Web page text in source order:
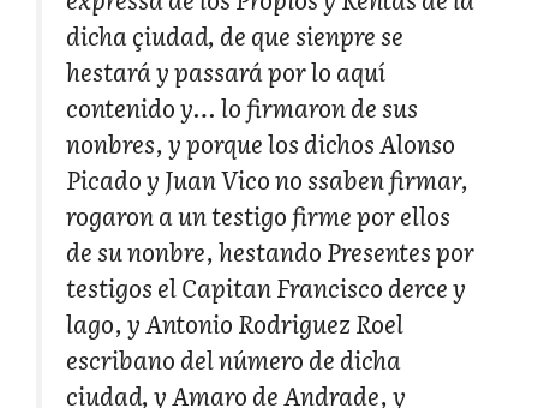
dicha çiudad, de que sienpre se
hestará y passará por lo aquí
contenido y… lo firmaron de sus
nonbres, y porque los dichos Alonso
Picado y Juan Vico no ssaben firmar,
rogaron a un testigo firme por ellos
de su nonbre, hestando Presentes por
testigos el Capitan Francisco derce y
lago, y Antonio Rodriguez Roel
escribano del número de dicha
ciudad, y Amaro de Andrade, y